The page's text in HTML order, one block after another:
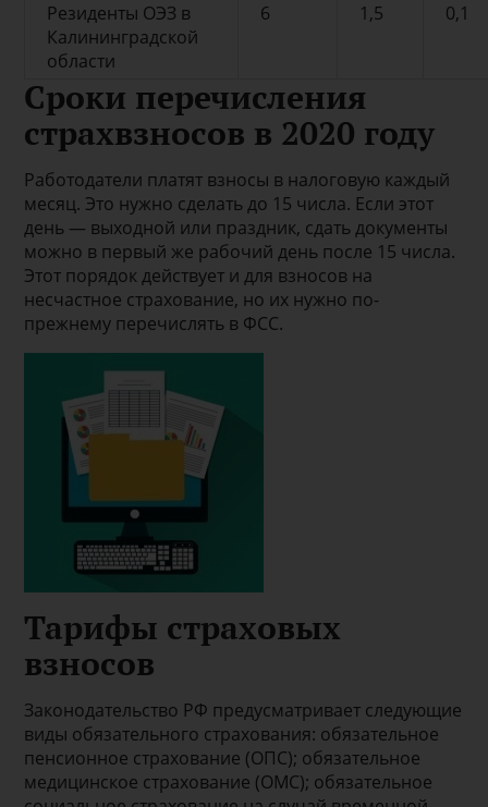
Резиденты ОЭЗ в
Калининградской
области
6 1,5 0,1
Сроки перечисления
страхвзносов в 2020 году
Работодатели платят взносы в налоговую каждый
месяц. Это нужно сделать до 15 числа. Если этот
день — выходной или праздник, сдать документы
можно в первый же рабочий день после 15 числа.
Этот порядок действует и для взносов на
несчастное страхование, но их нужно по-
прежнему перечислять в ФСС.
Тарифы страховых
взносов
Законодательство РФ предусматривает следующие
виды обязательного страхования: обязательное
пенсионное страхование (ОПС); обязательное
медицинское страхование (ОМС); обязательное